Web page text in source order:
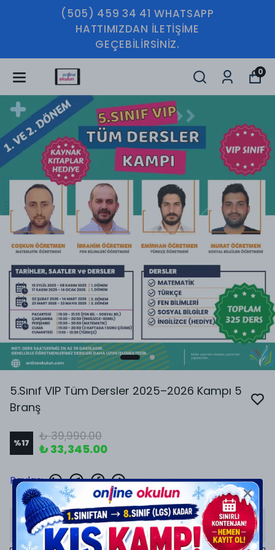
(505) 459 34 41 WHATSAPP
HATTIMIZDAN İLETİŞİME
GEÇEBİLİRSİNİZ.
0
5.Sınıf VIP Tüm Dersler 2025–2026 Kampı 5
Branş
%17 ₺ 39,990.00
₺ 33,345.00
Paylaş:
Stoğa Gelince Haber Ver